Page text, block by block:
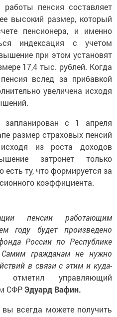
высокий размер, который
пенсионера, и именно
индексация с учетом
при этом установят
17,4 тыс. рублей. Когда
вслед за прибавкой
увеличена исходя
размер страховых пенсий
исходя из роста доходов
затронет только
есть ту, что формируется за
коэффициента.
году будет произведено
России по Республике
Самим гражданам не нужно
в связи с этим и куда-
отметил управляющий
СФРЭдуард Вафин.
единого контакт-центра